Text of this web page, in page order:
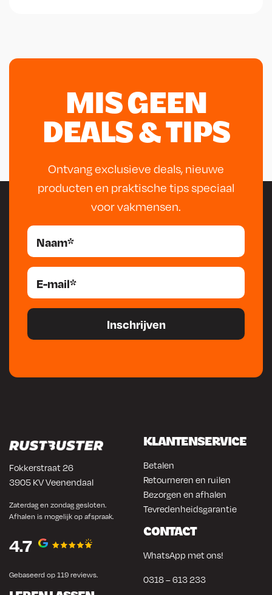
MIS GEEN
DEALS & TIPS
Ontvang exclusieve deals, nieuwe
producten en praktische tips speciaal
voor vakmensen.
Fokkerstraat 26
3905 KV Veenendaal
Zaterdag en zondag gesloten.
Afhalen is mogelijk op afspraak.
4.7
Gebaseerd op 119 reviews.
KLANTENSERVICE
Betalen
Retourneren en ruilen
Bezorgen en afhalen
Tevredenheidsgarantie
CONTACT
WhatsApp met ons!
0318 – 613 233